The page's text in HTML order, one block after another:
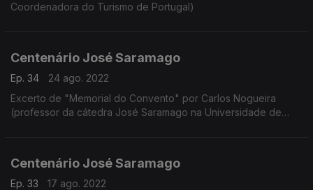
Coordenadora do Turismo de Portugal)
Centenário José Saramago
Ep. 34
24 ago. 2022
Excerto de "Memorial do Convento" por Carlos Nogueira
(professor da cátedra José Saramago na Universidade de
Centenário José Saramago
Ep. 33
17 ago. 2022